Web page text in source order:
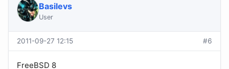
Basilevs
User
2011-09-27 12:15 #6
FreeBSD 8